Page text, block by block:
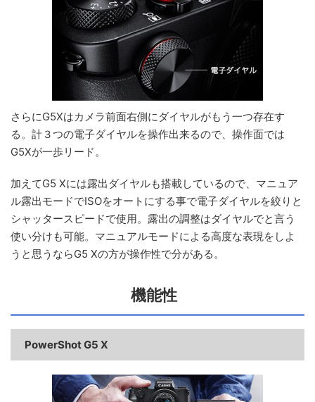
さらにG5Xはカメラ前面右側にダイヤルがもう一つ存在す
る。計３つの電子ダイヤルを操作出来るので、操作面では
G5Xが一歩リード。
加えてG5 Xには露出ダイヤルも搭載しているので、マニュア
ル露出モードでISOをオートにする事で電子ダイヤルを絞りと
シャッタースピードで使用。露出の調整はダイヤルでと言う
使い分けも可能。マニュアルモードによる高度な表現をしよ
うと思うならG5 Xの方が操作性で分がある。
機能性
PowerShot G5 X